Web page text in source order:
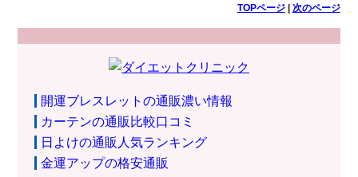
TOPページ| 次のページ
開運ブレスレットの通販濃い情報
カーテンの通販比較口コミ
日よけの通販人気ランキング
金運アップの格安通販